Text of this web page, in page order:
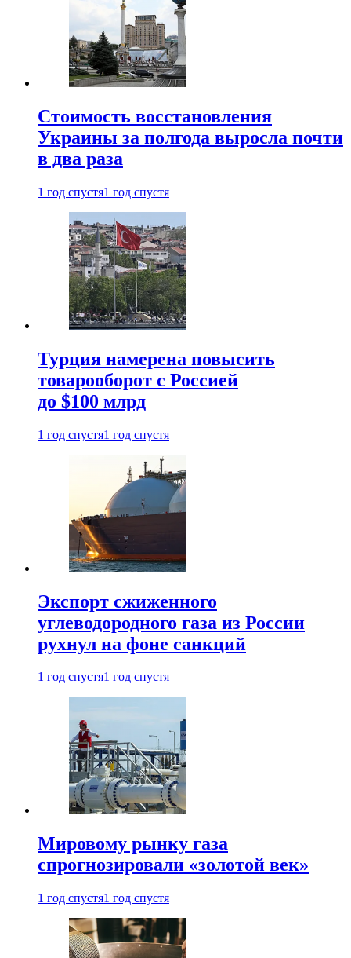
Стоимость восстановления
Украины за полгода выросла почти
в два раза
1 год спустя1 год спустя
Турция намерена повысить
товарооборот с Россией
до $100 млрд
1 год спустя1 год спустя
Экспорт сжиженного
углеводородного газа из России
рухнул на фоне санкций
1 год спустя1 год спустя
Мировому рынку газа
спрогнозировали «золотой век»
1 год спустя1 год спустя